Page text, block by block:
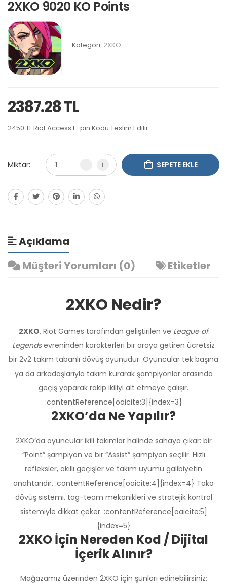
2XKO 9020 KO Points
Kategori: 2XKO
2387.28 TL
2450 TL Riot Access E-pin Kodu Teslim Edilir.
Miktar: SEPETE EKLE
Açıklama
Müşteri Yorumları (0)
Etiketler
2XKO Nedir?
2XKO, Riot Games tarafından geliştirilen ve League of
Legendsevreninden karakterleri bir araya getiren ücretsiz
bir 2v2 takım tabanlı dövüş oyunudur. Oyuncular tek başına
ya da arkadaşlarıyla takım kurarak şampiyonlar arasında
geçiş yaparak rakip ikiliyi alt etmeye çalışır.
:contentReference[oaicite:3]{index=3}
2XKO’da Ne Yapılır?
2XKO’da oyuncular ikili takımlar halinde sahaya çıkar: bir
“Point” şampiyon ve bir “Assist” şampiyon seçilir. Hızlı
refleksler, akıllı geçişler ve takım uyumu galibiyetin
anahtarıdır. :contentReference[oaicite:4]{index=4} Tako
dövüş sistemi, tag-team mekanikleri ve stratejik kontrol
sistemiyle dikkat çeker. :contentReference[oaicite:5]
{index=5}
2XKO İçin Nereden Kod / Dijital
İçerik Alınır?
Mağazamız üzerinden 2XKO için şunları edinebilirsiniz: